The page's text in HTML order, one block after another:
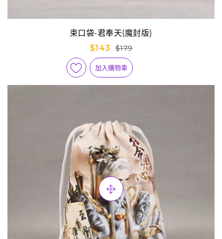
束口袋-君奉天(魔封版)
$143
$179
加入購物車